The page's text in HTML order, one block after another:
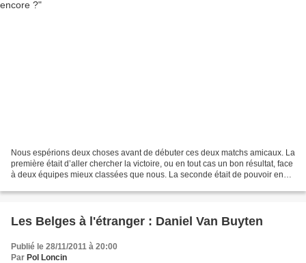
Nous espérions deux choses avant de débuter ces deux matchs amicaux. La
première était d’aller chercher la victoire, ou en tout cas un bon résultat, face
à deux équipes mieux classées que nous. La seconde était de pouvoir en
Les Belges à l'étranger : Daniel Van Buyten
Publié le 28/11/2011 à 20:00
Par Pol Loncin